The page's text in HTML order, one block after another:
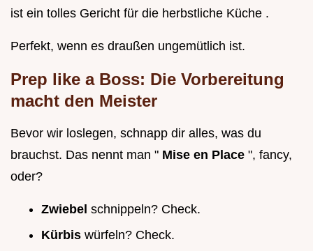
ist ein tolles Gericht für die herbstliche Küche .
Perfekt, wenn es draußen ungemütlich ist.
Prep like a Boss: Die Vorbereitung
macht den Meister
Bevor wir loslegen, schnapp dir alles, was du
brauchst. Das nennt man " Mise en Place ", fancy,
oder?
Zwiebel schnippeln? Check.
Kürbis würfeln? Check.